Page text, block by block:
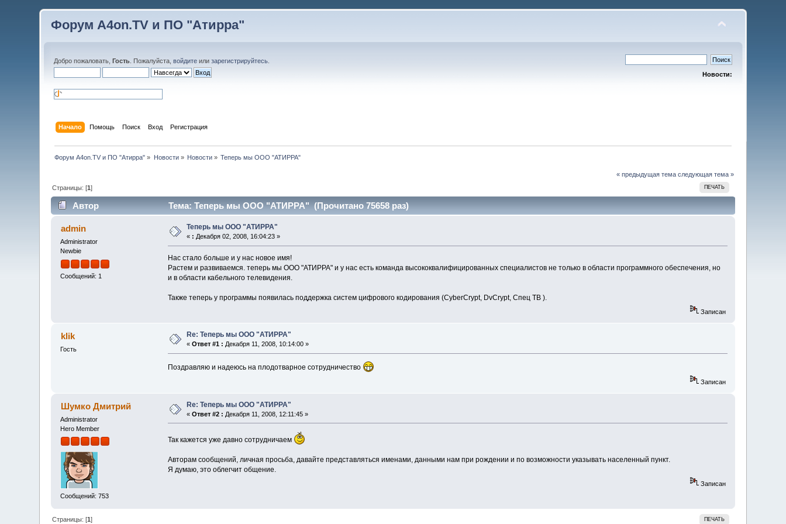
Форум A4on.TV и ПО "Атирра"
Добро пожаловать,Гость . Пожалуйста,войдите илизарегистрируйтесь
Новости:
Начало Помощь Поиск Вход Регистрация
Форум A4on.TV и ПО "Атирра" » Новости» Новости » Теперь мы ООО "АТИРРА"
« предыдущая тема следующая тема »
ПЕЧАТЬ
Страницы: [1]
Автор Тема: Теперь мы ООО "АТИРРА" (Прочитано 75658 раз)
admin
Administrator
Newbie
Сообщений: 1
Теперь мы ООО "АТИРРА"
« : Декабря 02, 2008, 16:04:23 »
Нас стало больше и у нас новое имя!
Растем и развиваемся. теперь мы ООО "АТИРРА" и у нас есть команда высококвалифицированных специалистов не только в области программного обеспечения, но
и в области кабельного телевидения.
Также теперь у программы появилась поддержка систем цифрового кодирования (CyberCrypt, DvCrypt, Спец ТВ ).
Записан
klik
Гость
Re: Теперь мы ООО "АТИРРА"
«Ответ #1 : Декабря 11, 2008, 10:14:00 »
Поздравляю и надеюсь на плодотварное сотрудничество
Записан
Шумко Дмитрий
Administrator
Hero Member
Сообщений: 753
Re: Теперь мы ООО "АТИРРА"
«Ответ #2 : Декабря 11, 2008, 12:11:45 »
Так кажется уже давно сотрудничаем
Авторам сообщений, личная просьба, давайте представляться именами, данными нам при рождении и по возможности указывать населенный пункт.
Я думаю, это облегчит общение.
Записан
ПЕЧАТЬ
Страницы: [1]